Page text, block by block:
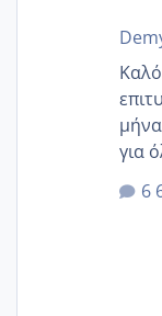
για